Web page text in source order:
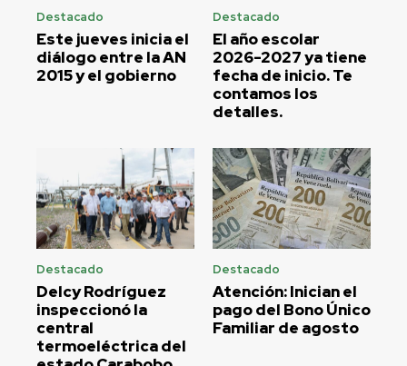
Destacado
Este jueves inicia el
diálogo entre la AN
2015 y el gobierno
Destacado
El año escolar
2026-2027 ya tiene
fecha de inicio. Te
contamos los
detalles.
Destacado
Delcy Rodríguez
inspeccionó la
central
termoeléctrica del
Destacado
Atención: Inician el
pago del Bono Único
Familiar de agosto